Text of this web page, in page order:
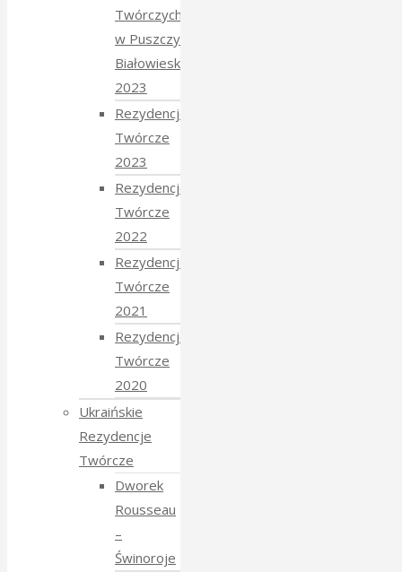
Twórczych
w Puszczy
Białowieskiej
2023
Rezydencje
Twórcze
2023
Rezydencje
Twórcze
2022
Rezydencje
Twórcze
2021
Rezydencje
Twórcze
2020
Ukraińskie
Rezydencje
Twórcze
Dworek
Rousseau
–
Świnoroje